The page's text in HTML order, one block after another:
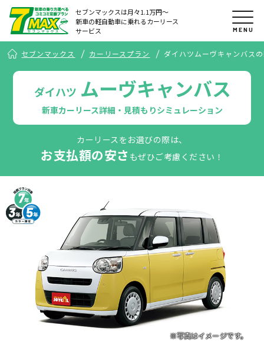
セブンマックスは月々1.1万円〜
新車の軽自動車に乗れるカーリース
サービス
MENU
セブンマックス カーリースプラン ダイハツムーヴキャンバス
ダイハツ ムーヴキャンバス
新車カーリース詳細・見積もりシミュレーション
カーリースをお選びの際は、
お支払額の安さ もぜひご考慮ください！